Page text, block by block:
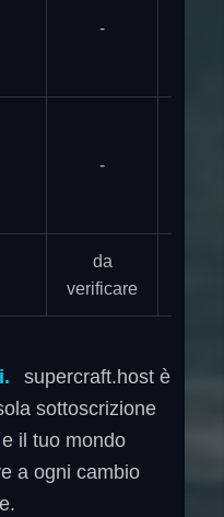
-
-
da
verificare
supercraft.host è
sottoscrizione
il tuo mondo
a ogni cambio